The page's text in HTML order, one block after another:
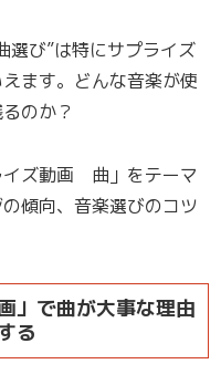
選び”は特にサプライズ
ます。どんな音楽が使
のか？
イズ動画 曲」をテーマ
傾向、音楽選びのコツ
」で曲が大事な理由
る